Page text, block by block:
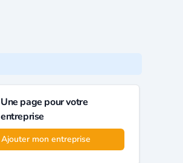
Une page pour votre
entreprise
Ajouter mon entreprise